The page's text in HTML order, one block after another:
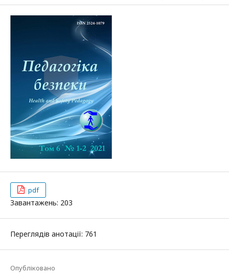
pdf
Завантажень: 203
Переглядів анотації: 761
Опубліковано